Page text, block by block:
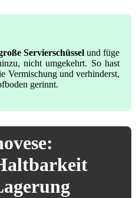
Servierschüsselund füge
nicht umgekehrt. So hast
Vermischung und verhinderst,
gerinnt.